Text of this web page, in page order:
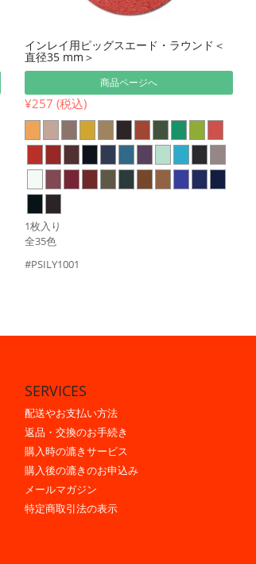
インレイ用ピッグスエード・ラウンド＜
直径35 mm＞
商品ページへ
¥257 (税込)
1枚入り
全35色
#PSILY1001
SERVICES
配送やお支払い方法
返品・交換のお手続き
購入時の漉きサービス
購入後の漉きのお申込み
メールマガジン
特定商取引法の表示